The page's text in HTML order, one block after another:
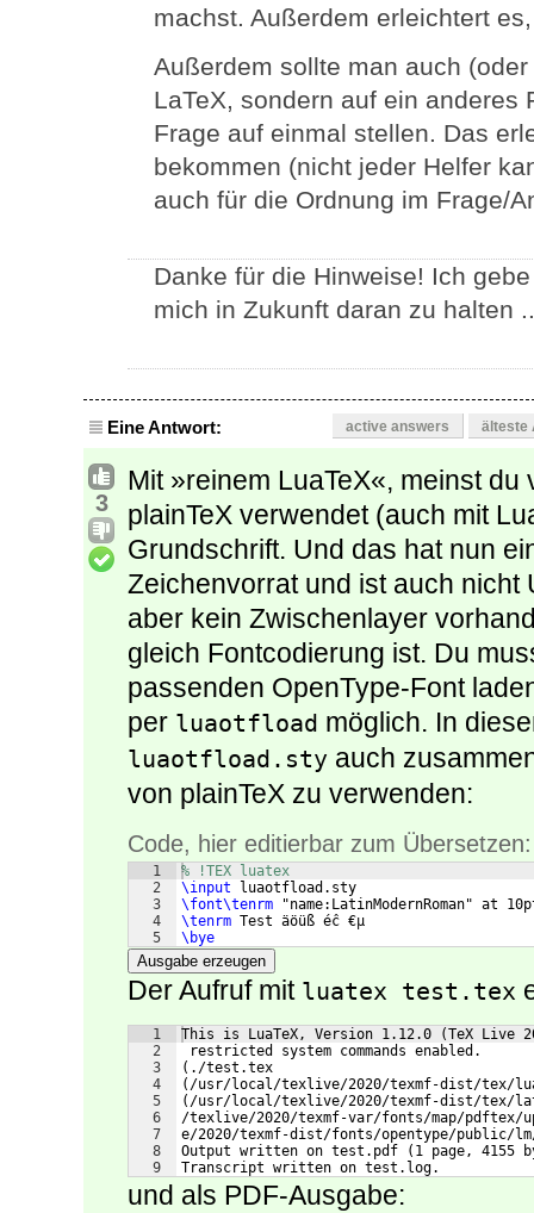
machst. Außerdem erleichtert
Außerdem sollte man auch
LaTeX, sondern auf ein
Frage auf einmal stellen. Das
bekommen (nicht jeder Helfer
auch für die Ordnung im Frage/
Danke für die Hinweise! Ich
mich in Zukunft daran zu halten
Eine Antwort: active answers älteste
3
Mit »reinem LuaTeX«, meinst du
plainTeX verwendet (auch mit
Grundschrift. Und das hat nun
Zeichenvorrat und ist auch nicht
aber kein Zwischenlayer
gleich Fontcodierung ist. Du
passenden OpenType-Font
per luaotfload möglich. In
luaotfload.sty auch
von plainTeX zu verwenden:
Code, hier editierbar zum Übersetzen:
1
2
3
4
5
% !TEX luatex
\input luaotfload.sty
\font\tenrm "name:LatinModernRoman" at
\tenrm Test äöüß éĉ €µ
\bye
Ausgabe erzeugen
Der Aufruf mit luatex test.tex
1
2
3
4
5
6
7
8
9
This is LuaTeX, Version 1.12.0 (TeX Live
restricted system commands enabled.
(./test.tex
(/usr/local/texlive/2020/texmf-dist/tex/
(/usr/local/texlive/2020/texmf-dist/tex/
/texlive/2020/texmf-var/fonts/map/pdftex/
e/2020/texmf-dist/fonts/opentype/public/
Output written on test.pdf (1 page, 4155
Transcript written on test.log.
und als PDF-Ausgabe: